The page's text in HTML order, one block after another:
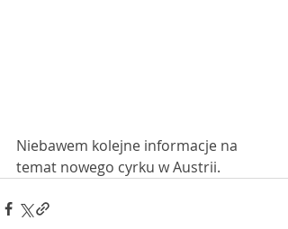
Niebawem kolejne informacje na
temat nowego cyrku w Austrii.